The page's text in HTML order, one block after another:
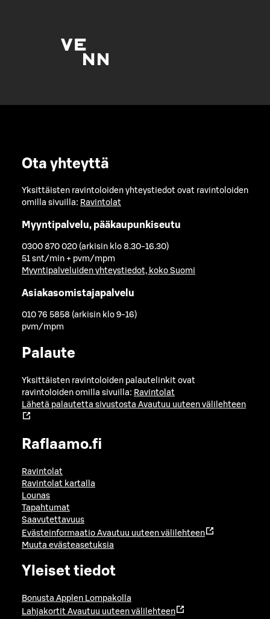
Ota yhteyttä
Yksittäisten ravintoloiden yhteystiedot ovat ravintoloiden
omilla sivuilla: Ravintolat
Myyntipalvelu, pääkaupunkiseutu
0300 870 020 (arkisin klo 8.30-16.30)
51 snt/min + pvm/mpm
Myyntipalveluiden yhteystiedot, koko Suomi
Asiakasomistajapalvelu
010 76 5858 (arkisin klo 9-16)
pvm/mpm
Palaute
Yksittäisten ravintoloiden palautelinkit ovat
ravintoloiden omilla sivuilla: Ravintolat
Lähetä palautetta sivustosta Avautuu uuteen välilehteen
Raflaamo.fi
Ravintolat
Ravintolat kartalla
Lounas
Tapahtumat
Saavutettavuus
Evästeinformaatio Avautuu uuteen välilehteen
Muuta evästeasetuksia
Yleiset tiedot
Bonusta Applen Lompakolla
Lahjakortit Avautuu uuteen välilehteen